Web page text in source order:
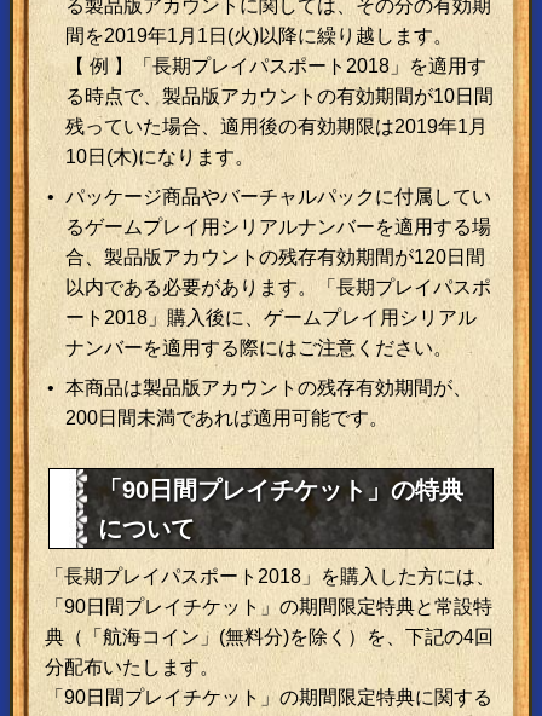
る製品版アカウントに関しては、その分の有効期
間を2019年1月1日(火)以降に繰り越します。
【 例 】「長期プレイパスポート2018」を適用す
る時点で、製品版アカウントの有効期間が10日間
残っていた場合、適用後の有効期限は2019年1月
10日(木)になります。
パッケージ商品やバーチャルパックに付属してい
るゲームプレイ用シリアルナンバーを適用する場
合、製品版アカウントの残存有効期間が120日間
以内である必要があります。「長期プレイパスポ
ート2018」購入後に、ゲームプレイ用シリアル
ナンバーを適用する際にはご注意ください。
本商品は製品版アカウントの残存有効期間が、
200日間未満であれば適用可能です。
「90日間プレイチケット」の特典
について
「長期プレイパスポート2018」を購入した方には、
「90日間プレイチケット」の期間限定特典と常設特
典（「航海コイン」(無料分)を除く）を、下記の4回
分配布いたします。
「90日間プレイチケット」の期間限定特典に関する